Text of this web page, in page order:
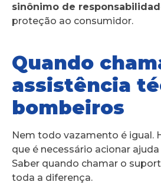
sinônimo de
proteção ao consumidor.
Quando
assistência
bombeiros
Nem todo vazamento é igual.
que é necessário acionar
Saber quando chamar o
toda a diferença.